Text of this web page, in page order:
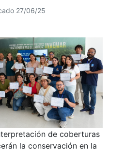
27/06/25
de coberturas
la conservación en la